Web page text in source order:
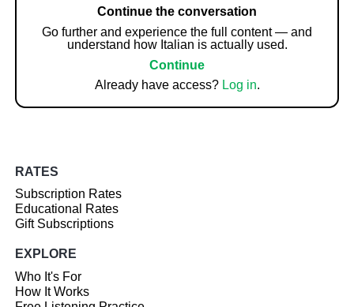
Continue the conversation
Go further and experience the full content — and
understand how Italian is actually used.
Continue
Already have access? Log in.
RATES
Subscription Rates
Educational Rates
Gift Subscriptions
EXPLORE
Who It's For
How It Works